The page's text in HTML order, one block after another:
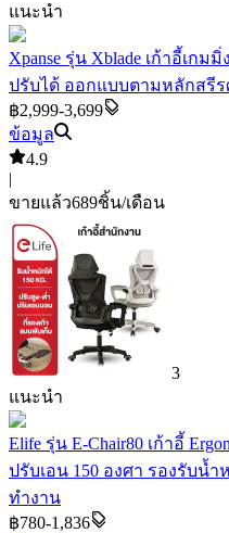
แนะนำ
Xpanse รุ่น Xblade เก้าอี้เก
ปรับได้ ออกแบบตามหลักสรี
฿2,999-3,699
ข้อมูล
4.9
|
ขายแล้ว689ชิ้น/เดือน
3
แนะนำ
Elife รุ่น E-Chair80 เก้าอี้
ปรับเอน 150 องศา รองรับน้
ทำงาน
฿780-1,836